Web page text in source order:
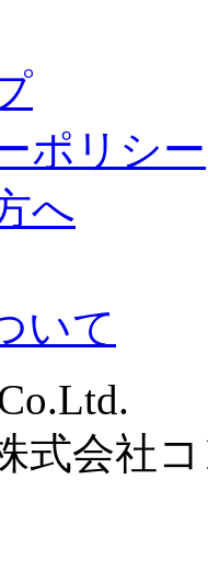
ポリシー
へ
いて
式会社